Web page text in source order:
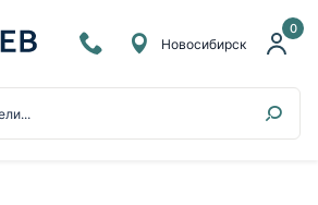
0
Новосибирск